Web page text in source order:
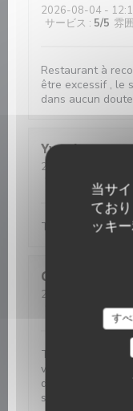
当サ
てお
ッキ
す
2026-08-04 -
サービス : 5/5 雰
Restaurant à
être excessif , le
dans aucun doute
Yvan L
2026-08-05
5
Très bien et très
Chantal
2026-08-05
-
/5 雰
Très bon accueil
venons sur
dans ce
sommes jamais